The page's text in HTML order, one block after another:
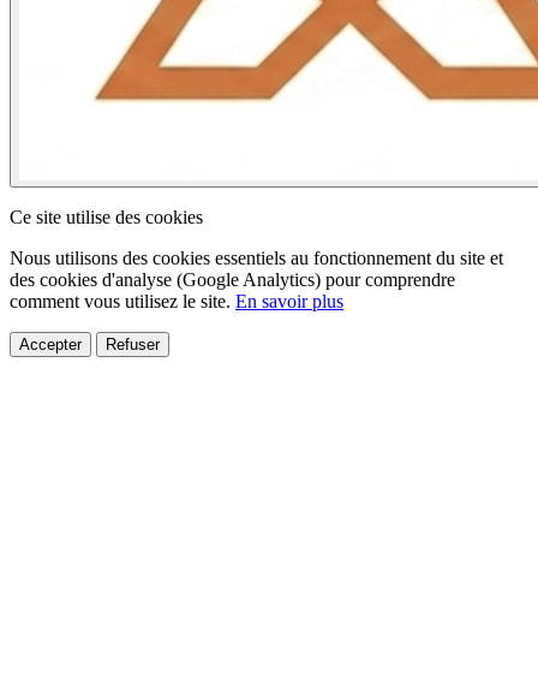
Ce site utilise des cookies
Nous utilisons des cookies essentiels au fonctionnement du site et
des cookies d'analyse (Google Analytics) pour comprendre
comment vous utilisez le site. En savoir plus
Accepter Refuser